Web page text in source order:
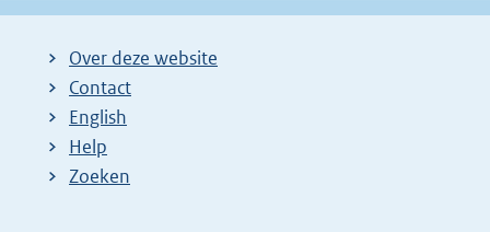
Over deze website
Contact
English
Help
Zoeken